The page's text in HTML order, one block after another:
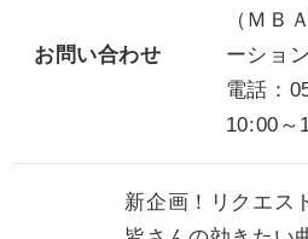
お問い合わせ
（ＭＢ
ーショ
電話：
10:00～
新企画！リクエス